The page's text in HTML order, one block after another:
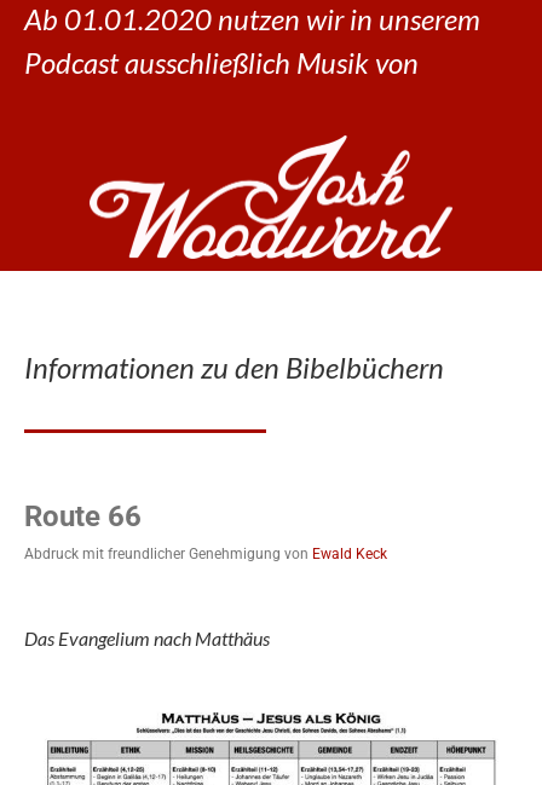
Ab 01.01.2020 nutzen wir in unserem
Podcast ausschließlich Musik von
Informationen zu den Bibelbüchern
Route 66
Abdruck mit freundlicher Genehmigung von Ewald Keck
Das Evangelium nach Matthäus